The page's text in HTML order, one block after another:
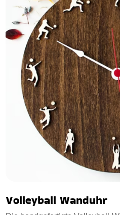
Volleyball Wanduhr